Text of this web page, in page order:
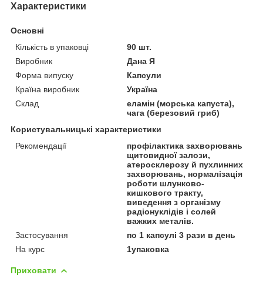
Характеристики
Основні
Кількість в упаковці
90 шт.
Виробник
Дана Я
Форма випуску
Капсули
Країна виробник
Україна
Склад
еламін (морська капуста),
чага (березовий гриб)
Користувальницькі характеристики
Рекомендації
профілактика захворювань
щитовидної залози,
атеросклерозу й пухлинних
захворювань, нормалізація
роботи шлунково-
кишкового тракту,
виведення з організму
радіонуклідів і солей
важких металів.
Застосування
по 1 капсулі 3 рази в день
На курс
1упаковка
Приховати